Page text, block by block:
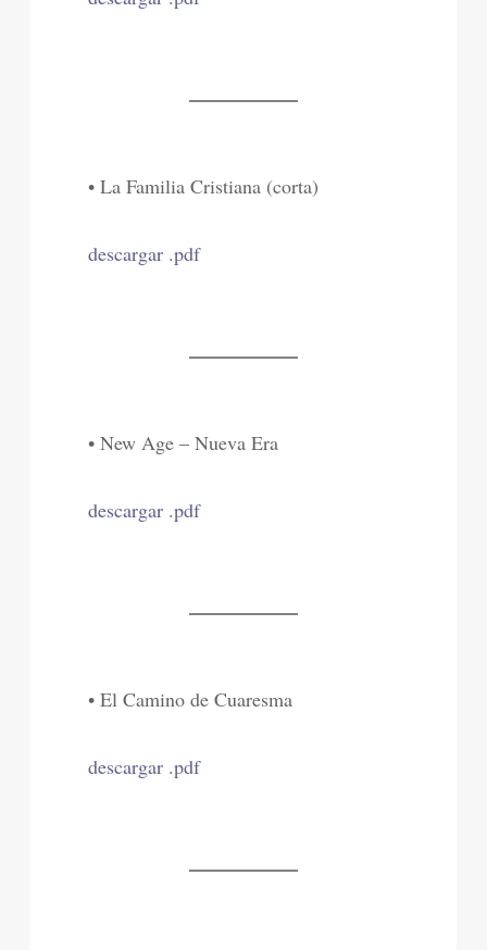
• La Familia Cristiana (corta)
descargar .pdf
• New Age – Nueva Era
descargar .pdf
• El Camino de Cuaresma
descargar .pdf